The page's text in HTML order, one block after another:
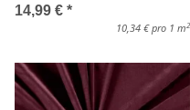
14,99 € *
10,34 € pro 1 m 2